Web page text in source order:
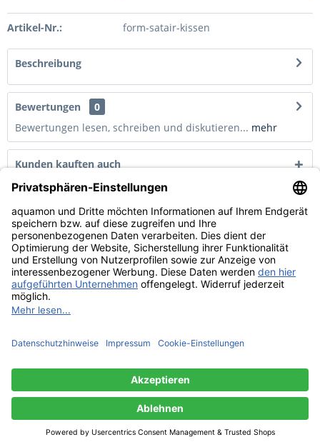
Artikel-Nr.: form-satair-kissen
Beschreibung
Bewertungen
0
Bewertungen lesen, schreiben und diskutieren... mehr
Kunden kauften auch
Service Hotline
Shop Service
Informationen
© Copyright by Aquamon 2021 | * alle Preise inkl. 19% MwSt, zzgl.
Versandkosten